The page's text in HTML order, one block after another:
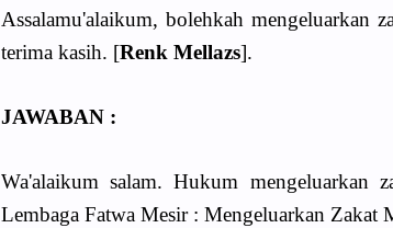
Assalamu'alaikum, bolehkah mengeluarkan
terima kasih. [Renk Mellazs].
JAWABAN :
Wa'alaikum salam. Hukum mengeluarkan
Lembaga Fatwa Mesir : Mengeluarkan